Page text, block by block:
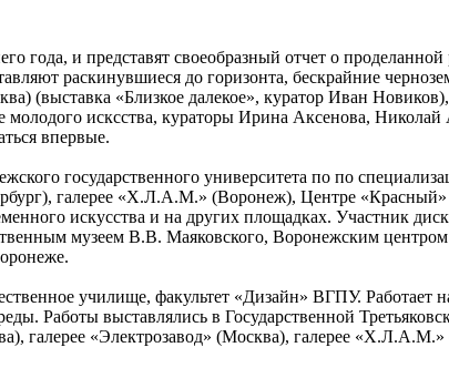
года, и представят своеобразный отчет о
раскинувшиеся до горизонта, бескрайние
(выставка «Близкое далекое», куратор Иван
исксства, кураторы Ирина Аксенова, Николай
впервые.
государственного университета по по
галерее «Х.Л.А.М.» (Воронеж), Центре «Красный»
искусства и на других площадках. Участник
музеем В.В. Маяковского, Воронежским центром
училище, факультет «Дизайн» ВГПУ. Работает
Работы выставлялись в Государственной
галерее «Электрозавод» (Москва), галерее